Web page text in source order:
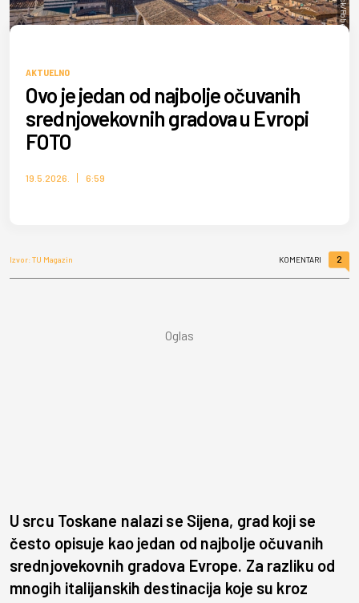
AKTUELNO
Ovo je jedan od najbolje očuvanih
srednjovekovnih gradova u Evropi
FOTO
19.5.2026. 6:59
Izvor: TU Magazin KOMENTARI 2
U srcu Toskane nalazi se Sijena, grad koji se
često opisuje kao jedan od najbolje očuvanih
srednjovekovnih gradova Evrope. Za razliku od
mnogih italijanskih destinacija koje su kroz